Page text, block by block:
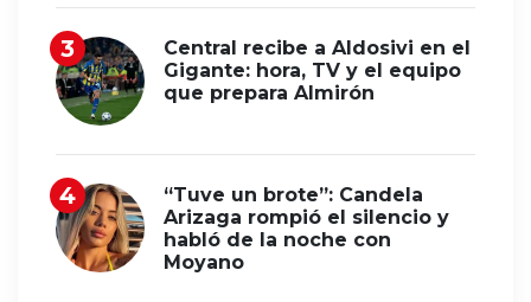
Central recibe a Aldosivi en el
Gigante: hora, TV y el equipo
que prepara Almirón
“Tuve un brote”: Candela
Arizaga rompió el silencio y
habló de la noche con
Moyano